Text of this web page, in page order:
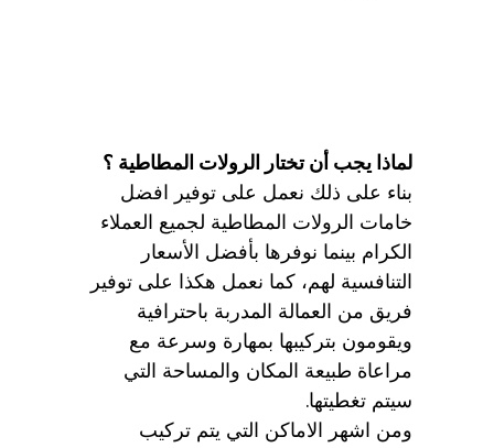
لماذا يجب أن تختار الرولات المطاطية ؟
بناء على ذلك نعمل على توفير افضل
خامات الرولات المطاطية لجميع العملاء
الكرام بينما نوفرها بأفضل الأسعار
التنافسية لهم، كما نعمل هكذا على توفير
فريق من العمالة المدربة باحترافية
ويقومون بتركيبها بمهارة وسرعة مع
مراعاة طبيعة المكان والمساحة التي
سيتم تغطيتها.
ومن اشهر الاماكن التي يتم تركيب